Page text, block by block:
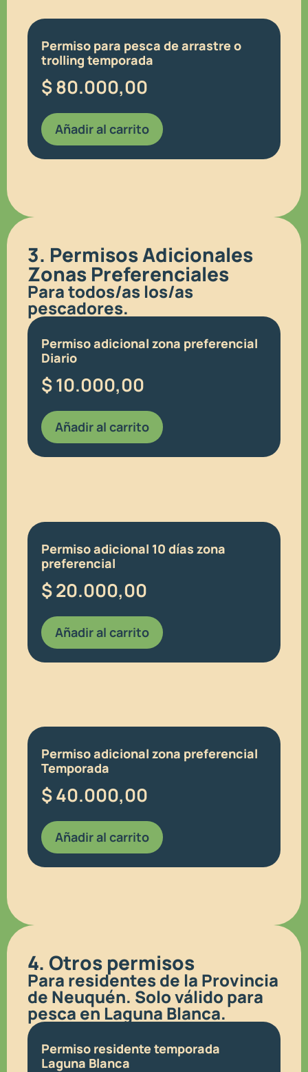
Permiso para pesca de arrastre o
trolling temporada
$80.000,00
Añadir al carrito
3. Permisos Adicionales
Zonas Preferenciales
Para todos/as los/as
pescadores.
Permiso adicional zona preferencial
Diario
$10.000,00
Añadir al carrito
Permiso adicional 10 días zona
preferencial
$20.000,00
Añadir al carrito
Permiso adicional zona preferencial
Temporada
$40.000,00
Añadir al carrito
4. Otros permisos
Para residentes de la Provincia
de Neuquén. Solo válido para
pesca en Laguna Blanca.
Permiso residente temporada
Laguna Blanca